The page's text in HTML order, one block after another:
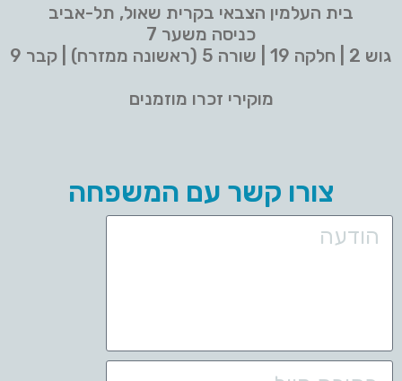
בית העלמין הצבאי בקרית שאול, תל-אביב
כניסה משער 7
גוש 2 | חלקה 19 | שורה 5 (ראשונה ממזרח) | קבר 9
מוקירי זכרו מוזמנים
צורו קשר עם המשפחה